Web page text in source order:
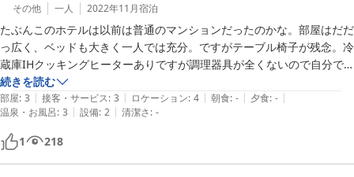
その他 一人 2022年11月宿泊
たぶんこのホテルは以前は普通のマンションだったのかな。部屋はだだ
っ広く、ベッドも大きく一人では充分。ですがテーブル椅子が残念。冷
蔵庫IHクッキングヒーターありですが調理器具が全くないので自分で
用意するか、ホテルでレンタルできるようですが、一泊千円と割高な感
じ。ランドリーもコインランドリーなので有料ですので、いろいろ高く
ついちゃう印象でした。
続きを読む
部屋: 3 | 接客・サービス: 3 | ロケーション: 4 | 朝食: - | 夕食: - |
温泉・お風呂: 3 | 設備: 2 | 清潔さ: -
1 218